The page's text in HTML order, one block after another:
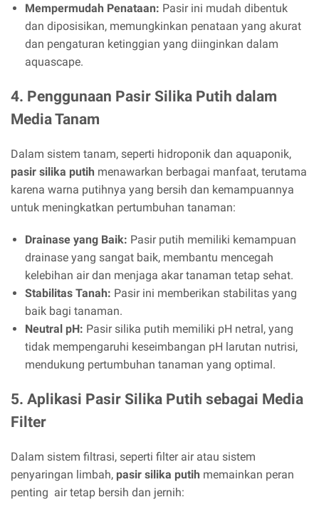
Mempermudah Penataan: Pasir ini mudah dibentuk
dan diposisikan, memungkinkan penataan yang akurat
dan pengaturan ketinggian yang diinginkan dalam
aquascape.
4. Penggunaan Pasir Silika Putih dalam
Media Tanam
Dalam sistem tanam, seperti hidroponik dan aquaponik,
pasir silika putih menawarkan berbagai manfaat, terutama
karena warna putihnya yang bersih dan kemampuannya
untuk meningkatkan pertumbuhan tanaman:
Drainase yang Baik: Pasir putih memiliki kemampuan
drainase yang sangat baik, membantu mencegah
kelebihan air dan menjaga akar tanaman tetap sehat.
Stabilitas Tanah: Pasir ini memberikan stabilitas yang
baik bagi tanaman.
Neutral pH: Pasir silika putih memiliki pH netral, yang
tidak mempengaruhi keseimbangan pH larutan nutrisi,
mendukung pertumbuhan tanaman yang optimal.
5. Aplikasi Pasir Silika Putih sebagai Media
Filter
Dalam sistem filtrasi, seperti filter air atau sistem
penyaringan limbah, pasir silika putih memainkan peran
penting air tetap bersih dan jernih: